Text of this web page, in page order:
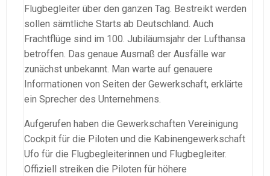
Flugbegleiter über den ganzen Tag. Bestreikt werden
sollen sämtliche Starts ab Deutschland. Auch
Frachtflüge sind im 100. Jubiläumsjahr der Lufthansa
betroffen. Das genaue Ausmaß der Ausfälle war
zunächst unbekannt. Man warte auf genauere
Informationen von Seiten der Gewerkschaft, erklärte
ein Sprecher des Unternehmens.
Aufgerufen haben die Gewerkschaften Vereinigung
Cockpit für die Piloten und die Kabinengewerkschaft
Ufo für die Flugbegleiterinnen und Flugbegleiter.
Offiziell streiken die Piloten für höhere